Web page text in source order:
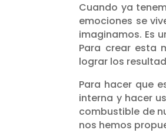
Cuando ya
emociones se
imaginamos. Es
Para crear esta
lograr los
Para hacer que
interna y hacer
combustible de
nos hemos